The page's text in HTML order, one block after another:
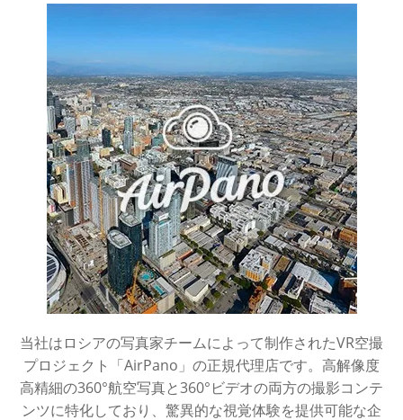
当社はロシアの写真家チームによって制作されたVR空撮
プロジェクト「AirPano」の正規代理店です。高解像度
高精細の360°航空写真と360°ビデオの両方の撮影コンテ
ンツに特化しており、驚異的な視覚体験を提供可能な企